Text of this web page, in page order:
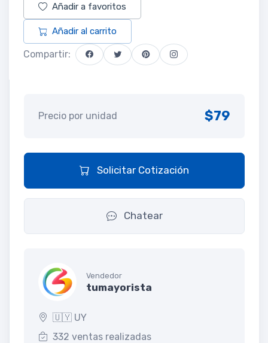
Añadir a favoritos
Añadir al carrito
Compartir:
Precio por unidad $79
Solicitar Cotización
Chatear
Vendedor
tumayorista
🇺🇾 UY
332 ventas realizadas